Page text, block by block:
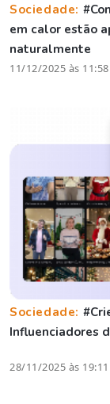
Sociedade:
em calor estão
naturalmente
11/12/2025 às 11:58
Sociedade:
Influenciadores
28/11/2025 às 19:11